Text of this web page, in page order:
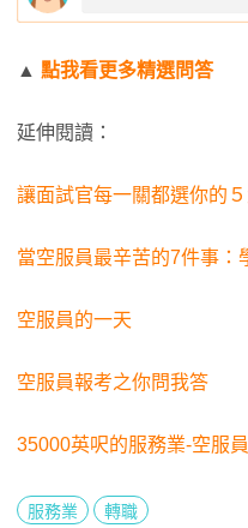
▲ 點我看更多精選問答
延伸閱讀：
讓面試官每一關都選你的
當空服員最辛苦的7件事：
空服員的一天
空服員報考之你問我答
35000英呎的服務業-空服員
服務業 轉職